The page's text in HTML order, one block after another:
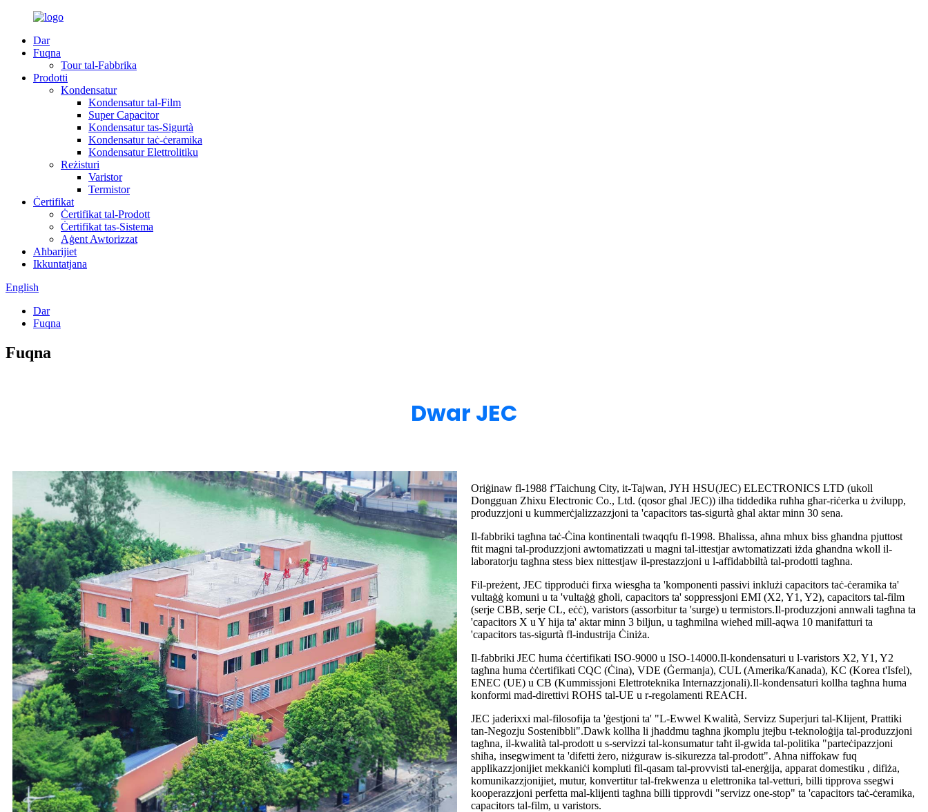
Dar
Fuqna
Tour tal-Fabbrika
Prodotti
Kondensatur
Kondensatur tal-Film
Super Capacitor
Kondensatur tas-Sigurtà
Kondensatur taċ-ċeramika
Kondensatur Elettrolitiku
Reżisturi
Varistor
Termistor
Ċertifikat
Ċertifikat tal-Prodott
Ċertifikat tas-Sistema
Aġent Awtorizzat
Aħbarijiet
Ikkuntatjana
English
Dar
Fuqna
Fuqna
Dwar JEC
Oriġinaw fl-1988 f'Taichung City, it-Tajwan, JYH HSU(JEC) ELECTRONICS LTD (ukoll
Dongguan Zhixu Electronic Co., Ltd. (qosor għal JEC)) ilha tiddedika ruħha għar-riċerka u żvilupp,
produzzjoni u kummerċjalizzazzjoni ta 'capacitors tas-sigurtà għal aktar minn 30 sena.
Il-fabbriki tagħna taċ-Ċina kontinentali twaqqfu fl-1998. Bħalissa, aħna mhux biss għandna pjuttost
ftit magni tal-produzzjoni awtomatizzati u magni tal-ittestjar awtomatizzati iżda għandna wkoll il-
laboratorju tagħna stess biex nittestjaw il-prestazzjoni u l-affidabbiltà tal-prodotti tagħna.
Fil-preżent, JEC tipproduċi firxa wiesgħa ta 'komponenti passivi inklużi capacitors taċ-ċeramika ta'
vultaġġ komuni u ta 'vultaġġ għoli, capacitors ta' soppressjoni EMI (X2, Y1, Y2), capacitors tal-film
(serje CBB, serje CL, eċċ), varistors (assorbitur ta 'surge) u termistors.Il-produzzjoni annwali tagħna ta
'capacitors X u Y hija ta' aktar minn 3 biljun, u tagħmilna wieħed mill-aqwa 10 manifatturi ta
'capacitors tas-sigurtà fl-industrija Ċiniża.
Il-fabbriki JEC huma ċċertifikati ISO-9000 u ISO-14000.Il-kondensaturi u l-varistors X2, Y1, Y2
tagħna huma ċċertifikati CQC (Ċina), VDE (Ġermanja), CUL (Amerika/Kanada), KC (Korea t'Isfel),
ENEC (UE) u CB (Kummissjoni Elettroteknika Internazzjonali).Il-kondensaturi kollha tagħna huma
konformi mad-direttivi ROHS tal-UE u r-regolamenti REACH.
JEC jaderixxi mal-filosofija ta 'ġestjoni ta' "L-Ewwel Kwalità, Servizz Superjuri tal-Klijent, Prattiki
tan-Negozju Sostenibbli".Dawk kollha li jħaddmu tagħna jkomplu jtejbu t-teknoloġija tal-produzzjoni
tagħna, il-kwalità tal-prodott u s-servizzi tal-konsumatur taħt il-gwida tal-politika "parteċipazzjoni
sħiħa, insegwiment ta 'difetti żero, niżguraw is-sikurezza tal-prodott". Aħna niffokaw fuq
applikazzjonijiet mekkaniċi kompluti fil-qasam tal-provvisti tal-enerġija, apparat domestiku , difiża,
komunikazzjonijiet, mutur, konvertitur tal-frekwenza u elettronika tal-vetturi, billi tipprova ssegwi
kooperazzjoni perfetta mal-klijenti tagħna billi tipprovdi "servizz one-stop" ta 'capacitors taċ-ċeramika,
capacitors tal-film, u varistors.